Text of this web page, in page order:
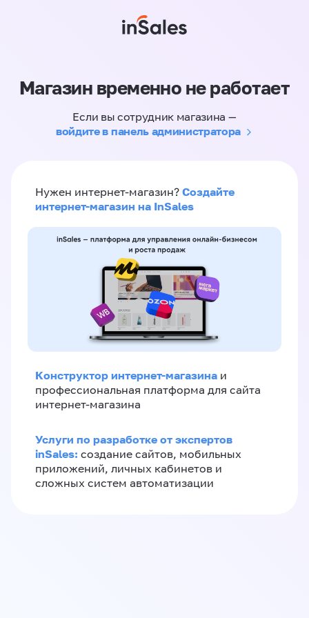
Магазин временно не работает
Если вы сотрудник магазина —
войдите в панель администратора
Нужен интернет-магазин? Создайте
интернет-магазин на InSales
Конструктор интернет-магазина и
профессиональная платформа для сайта
интернет-магазина
Услуги по разработке от экспертов
inSales: создание сайтов, мобильных
приложений, личных кабинетов и
сложных систем автоматизации